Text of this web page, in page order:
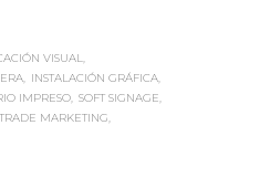
VISUAL
INSTALACIÓN GRÁFICA
IMPRESO SOFT SIGNAGE
TRADE MARKETING